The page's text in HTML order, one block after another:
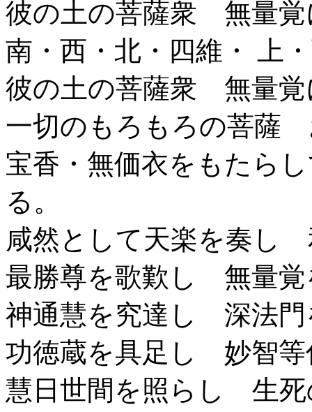
彼の土の菩薩衆 無量覚
南・西・北・四維・ 上
彼の土の菩薩衆 無量覚
一切のもろもろの菩薩
宝香・無価衣をもたら
る。
咸然として天楽を奏し
最勝尊を歌歎し 無量覚
神通慧を究達し 深法門
功徳蔵を具足し 妙智等
慧日世間を照らし 生死